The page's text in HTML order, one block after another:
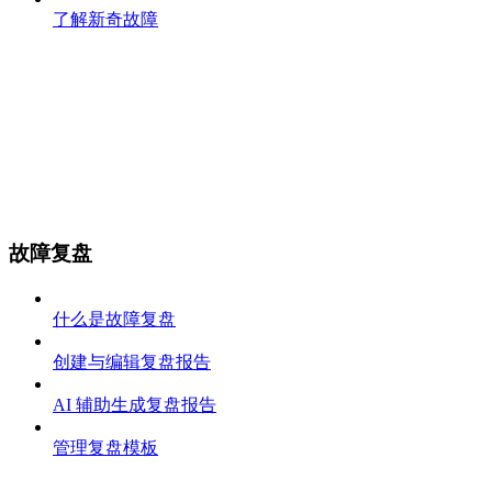
了解新奇故障
故障复盘
什么是故障复盘
创建与编辑复盘报告
AI 辅助生成复盘报告
管理复盘模板